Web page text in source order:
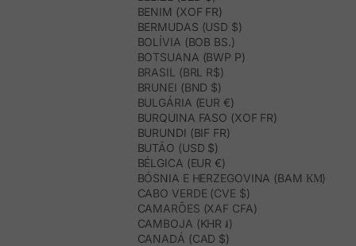
BENIM (XOF FR)
BERMUDAS (USD $)
BOLÍVIA (BOB BS.)
BOTSUANA (BWP P)
BRASIL (BRL R$)
BRUNEI (BND $)
BULGÁRIA (EUR €)
BURQUINA FASO (XOF FR)
BURUNDI (BIF FR)
BUTÃO (USD $)
BÉLGICA (EUR €)
BÓSNIA E HERZEGOVINA (BAM КМ)
CABO VERDE (CVE $)
CAMARÕES (XAF CFA)
CAMBOJA (KHR ៛)
CANADÁ (CAD $)